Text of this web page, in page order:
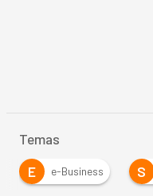
Temas
E
e-Business S